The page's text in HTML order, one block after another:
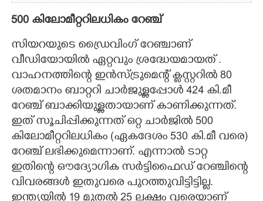
500 കിലോമീറ്ററിലധികം റേഞ്ച്
സിയറയുടെ ഡ്രൈവിംഗ് റേഞ്ചാണ്
വീഡിയോയിൽ ഏറ്റവും ശ്രദ്ധേയമായത് .
വാഹനത്തിന്റെ ഇൻസ്ട്രുമെന്റ് ക്ലസ്റ്ററിൽ 80
ശതമാനം ബാറ്ററി ചാർജുള്ളപ്പോൾ 424 കി.മീ
റേഞ്ച് ബാക്കിയുള്ളതായാണ് കാണിക്കുന്നത്.
ഇത് സൂചിപ്പിക്കുന്നത് ഒറ്റ ചാർജിൽ 500
കിലോമീറ്ററിലധികം (ഏകദേശം 530 കി.മീ വരെ)
റേഞ്ച് ലഭിക്കുമെന്നാണ്. എന്നാൽ ടാറ്റ
ഇതിന്റെ ഔദ്യോഗിക സർട്ടിഫൈഡ് റേഞ്ചിന്റെ
വിവരങ്ങൾ ഇതുവരെ പുറത്തുവിട്ടിട്ടില്ല.